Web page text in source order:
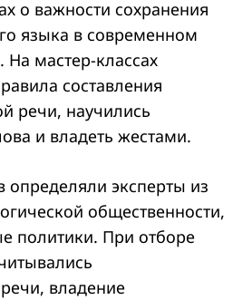
о важности сохранения
языка в современном
мастер-классах
составления
речи, научились
и владеть жестами.
эксперты из
общественности,
политики. При отборе
владение